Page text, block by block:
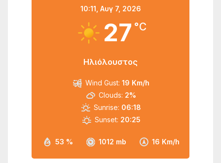
10:11, Αυγ 7, 2026
27 °C
Ηλιόλουστος
53 % 1012 mb 16 Km/h
Wind Gust: 19 Km/h
Clouds: 2%
Sunrise: 06:18
Sunset: 20:25